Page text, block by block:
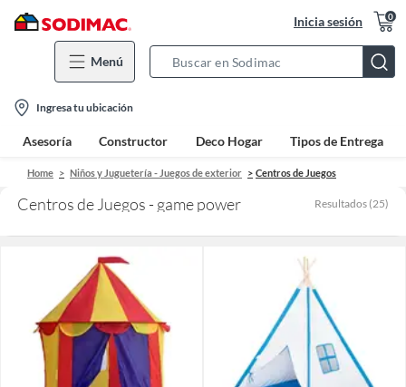
Inicia sesión 0
Menú
Bar
location-
icon
Ingresa tu ubicación
Asesoría Constructor Deco Hogar Tipos de Entrega
Home Niños y Juguetería - Juegos de exterior Centros de Juegos
Centros de Juegos - game power Resultados (25)